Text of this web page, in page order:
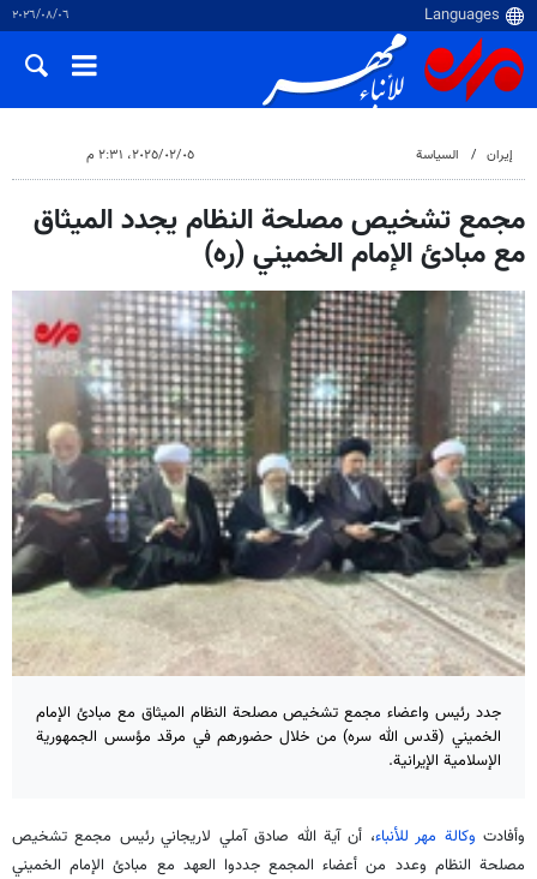
٠٦‏/٠٨‏/٢٠٢٦
إيران السياسة ٠٥‏/٠٢‏/٢٠٢٥، ٢:٣١ م
مجمع تشخيص مصلحة النظام يجدد الميثاق
مع مبادئ الإمام الخميني (ره)
جدد رئيس واعضاء مجمع تشخيص مصلحة النظام الميثاق مع مبادئ الإمام
الخميني (قدس الله سره) من خلال حضورهم في مرقد مؤسس الجمهورية
الإسلامية الإيرانية.
وأفادت وكالة مهر للأنباء، أن آية الله صادق آملي لاريجاني رئيس مجمع تشخيص
مصلحة النظام وعدد من أعضاء المجمع جددوا العهد مع مبادئ الإمام الخميني